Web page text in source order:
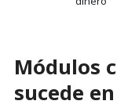
Módulos
sucede